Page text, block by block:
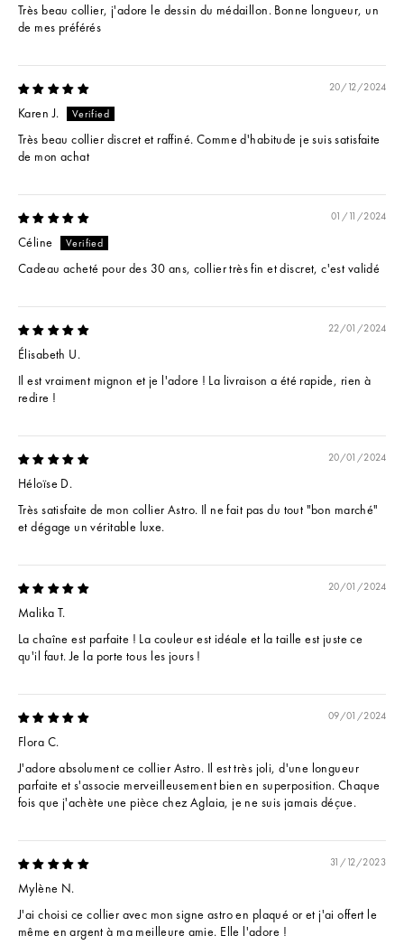
Très beau collier, j'adore le dessin du médaillon. Bonne longueur, un
de mes préférés
20/12/2024
Karen J.
Très beau collier discret et raffiné. Comme d'habitude je suis satisfaite
de mon achat
01/11/2024
Céline
Cadeau acheté pour des 30 ans, collier très fin et discret, c'est validé
22/01/2024
Élisabeth U.
Il est vraiment mignon et je l'adore ! La livraison a été rapide, rien à
redire !
20/01/2024
Héloïse D.
Très satisfaite de mon collier Astro. Il ne fait pas du tout "bon marché"
et dégage un véritable luxe.
20/01/2024
Malika T.
La chaîne est parfaite ! La couleur est idéale et la taille est juste ce
qu'il faut. Je la porte tous les jours !
09/01/2024
Flora C.
J'adore absolument ce collier Astro. Il est très joli, d'une longueur
parfaite et s'associe merveilleusement bien en superposition. Chaque
fois que j'achète une pièce chez Aglaia, je ne suis jamais déçue.
31/12/2023
Mylène N.
J'ai choisi ce collier avec mon signe astro en plaqué or et j'ai offert le
même en argent à ma meilleure amie. Elle l'adore !